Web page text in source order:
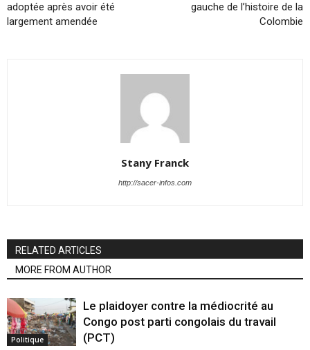
adoptée après avoir été
largement amendée
gauche de l’histoire de la
Colombie
Stany Franck
http://sacer-infos.com
RELATED ARTICLES
MORE FROM AUTHOR
Politique
Le plaidoyer contre la médiocrité au
Congo post parti congolais du travail
(PCT)